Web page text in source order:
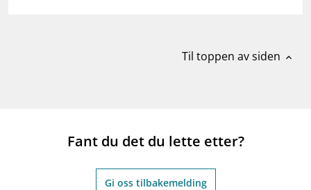
Til toppen av siden expand_less
Fant du det du lette etter?
Gi oss tilbakemelding